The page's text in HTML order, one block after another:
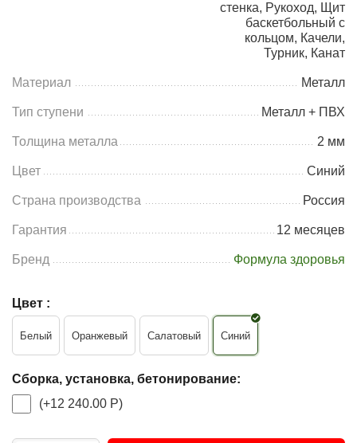
стенка, Рукоход, Щит
баскетбольный с
кольцом, Качели,
Турник, Канат
Материал Металл
Тип ступени Металл + ПВХ
Толщина металла 2 мм
Цвет Синий
Страна производства Россия
Гарантия 12 месяцев
Бренд Формула здоровья
Цвет :
Белый Оранжевый Салатовый Синий
Сборка, установка, бетонирование:
(+12 240.00 Р)